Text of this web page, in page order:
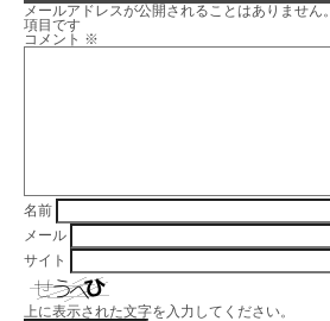
メールアドレスが公開されることはありません。
項目です
コメント ※
名前
メール
サイト
上に表示された文字を入力してください。